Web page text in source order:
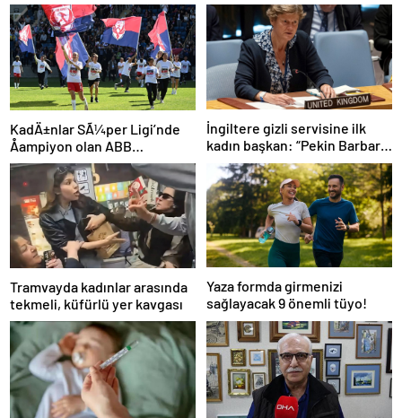
KadÄ±nlar SÃ¼per Ligi’nde
Åampiyon olan ABB
Fomget’ten FenerbahÃ§e’ye
gÃ¶nderme
İngiltere gizli servisine ilk
kadın başkan: “Pekin Barbara”
favori aday
Tramvayda kadınlar arasında
tekmeli, küfürlü yer kavgası
Yaza formda girmenizi
sağlayacak 9 önemli tüyo!